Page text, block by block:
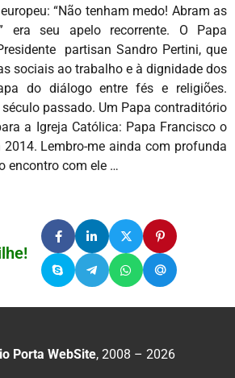
“Não tenham medo! Abram as
era seu apelo recorrente. O Papa
partisan Sandro Pertini, que
sociais ao trabalho e à dignidade dos
do diálogo entre fés e religiões.
passado. Um Papa contraditório
a Igreja Católica: Papa Francisco o
Lembro-me ainda com profunda
encontro com ele …
Porta WebSite, 2008 – 2026